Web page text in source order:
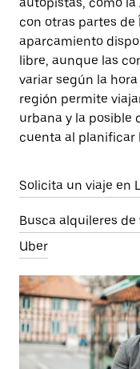
con otras partes de
aparcamiento
libre, aunque las
variar según la
región permite
urbana y la posible
cuenta al planificar
Solicita un viaje en
Busca alquileres
Uber